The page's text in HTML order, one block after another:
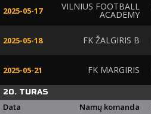
2025-05-17 VILNIUS FOOTBALL
ACADEMY
2025-05-18 FK ŽALGIRIS B
2025-05-21 FK MARGIRIS
20. TURAS
Data Namų komanda